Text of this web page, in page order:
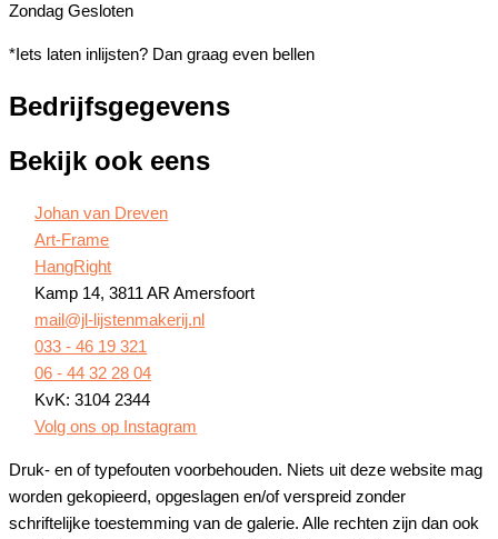
Zondag Gesloten
*Iets laten inlijsten? Dan graag even bellen
Bedrijfsgegevens
Bekijk ook eens
Johan van Dreven
Art-Frame
HangRight
Kamp 14, 3811 AR Amersfoort
mail@jl-lijstenmakerij.nl
033 - 46 19 321
06 - 44 32 28 04
KvK: 3104 2344
Volg ons op Instagram
Druk- en of typefouten voorbehouden. Niets uit deze website mag
worden gekopieerd, opgeslagen en/of verspreid zonder
schriftelijke toestemming van de galerie. Alle rechten zijn dan ook